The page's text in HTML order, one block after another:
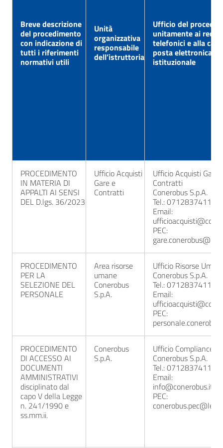
Breve descrizione
del procedimento
con indicazione di
tutti i riferimenti
normativi utili
Unità
organizzativa
responsabile
dell’istruttoria
Ufficio del
unitamente ai
telefonici e alla
posta elettronica
istituzionale
PROCEDIMENTO
IN MATERIA DI
APPALTI AI SENSI
DEL D.lgs. 36/2023
Ufficio Acquisti
Gare e
Contratti
Ufficio Acquisti Gare
Contratti
Conerobus S.p.A.
Tel.: 0712837411
Email:
PEC:
PROCEDIMENTO
PER LA
SELEZIONE DEL
PERSONALE
Area risorse
umane
Conerobus
S.p.A.
Ufficio Risorse
Conerobus S.p.A.
Tel.: 0712837411
Email:
PEC:
PROCEDIMENTO
DI ACCESSO AI
DOCUMENTI
AMMINISTRATIVI
disciplinato dal
capo V della Legge
n. 241/1990 e
ss.mm.ii.
Conerobus
S.p.A.
Ufficio Compliance
Conerobus S.p.A.
Tel.: 0712837411
Email:
info@conerobus.it
PEC: